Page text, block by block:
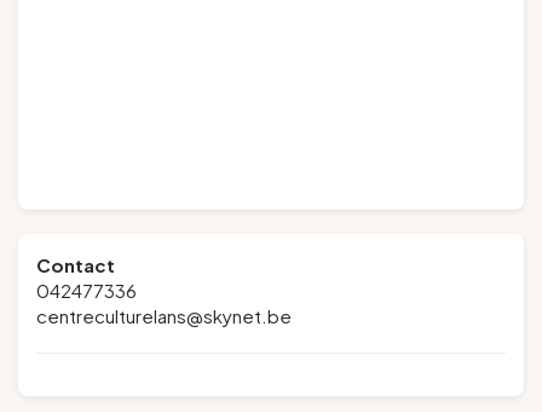
Contact
042477336
centreculturelans@skynet.be